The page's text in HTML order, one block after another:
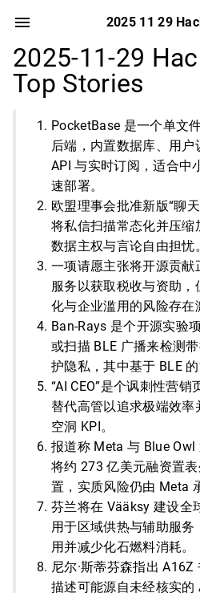
2025 11 29
2025-11-29
Top Stories
PocketBase 是一个单文
后端，内置数据库、用户
API 与实时订阅，适合中
速部署。
欧盟理事会批准新版“聊
将私信扫描常态化并压
数据主权与言论自由担忧。
一项请愿主张将开源贡
服务以获取税收与资助
化与企业滥用的风险存在
Ban-Rays 是个开源实验
或扫描 BLE 广播来检测
护隐私，其中基于 BLE 的
“AI CEO”是个讽刺性营
替代高管以追求极端效
空洞 KPI。
报道称 Meta 与 Blue Owl
将约 273 亿美元融资置
置，实质风险仍由 Meta
芬兰将在 Vääksy 建设全
用于区域供热与辅助服
用并减少化石燃料消耗。
尼尔·斯蒂芬森指出
描述可能源自未经核实